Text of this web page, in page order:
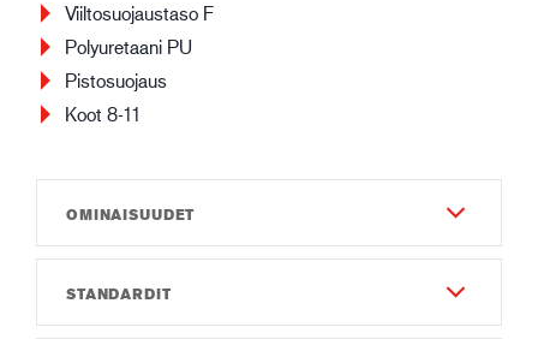
Viiltosuojaustaso F
Polyuretaani PU
Pistosuojaus
Koot 8-11
OMINAISUUDET
Kestävyys
6
STANDARDIT